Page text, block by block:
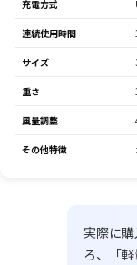
充電方式
連続使用時間
サイズ
重さ
風量調整
その他特徴
実際に
ろ、「